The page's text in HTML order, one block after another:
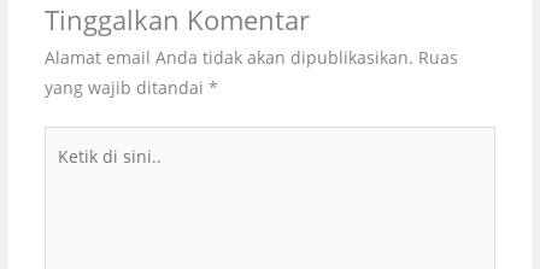
Tinggalkan Komentar
Alamat email Anda tidak akan dipublikasikan. Ruas
yang wajib ditandai *